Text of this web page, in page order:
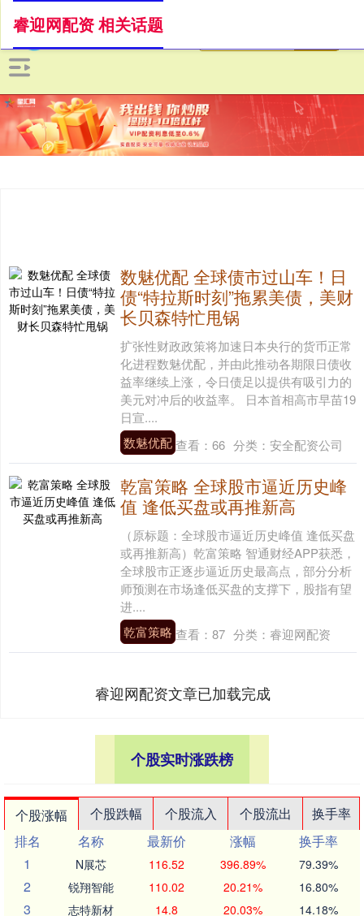
睿迎网配资 相关话题
数魅优配 全球债市过山车！日
债“特拉斯时刻”拖累美债，美财
长贝森特忙甩锅
扩张性财政政策将加速日本央行的货币正常
化进程数魅优配，并由此推动各期限日债收
益率继续上涨，令日债足以提供有吸引力的
美元对冲后的收益率。 日本首相高市早苗19
日宣....
数魅优配查看： 66 分类： 安全配资公司
乾富策略 全球股市逼近历史峰
值 逢低买盘或再推新高
（原标题：全球股市逼近历史峰值 逢低买盘
或再推新高）乾富策略 智通财经APP获悉，
全球股市正逐步逼近历史最高点，部分分析
师预测在市场逢低买盘的支撑下，股指有望
进....
乾富策略 查看： 87 分类： 睿迎网配资
睿迎网配资文章已加载完成
个股实时涨跌榜
个股涨幅 个股跌幅 个股流入 个股流出
换手率
排名
名称 最新价 涨幅
换手率
1
N展芯 116.52 396.89% 79.39%
2 锐翔智能 110.02 20.21% 16.80%
3 志特新材 14.8 20.03% 14.18%